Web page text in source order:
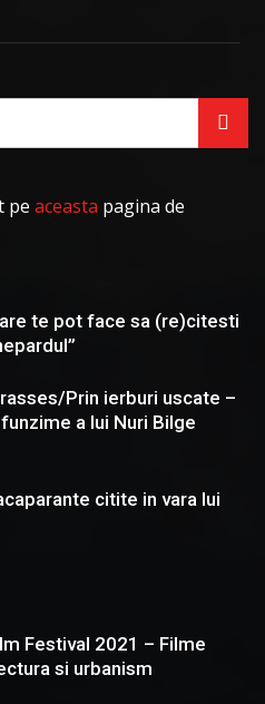
pe aceasta pagina de
te pot face sa (re)citesti
Prin ierburi uscate –
a lui Nuri Bilge
citite in vara lui
Festival 2021 – Filme
si urbanism